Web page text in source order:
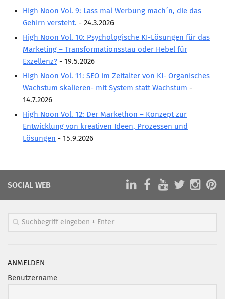
MARKETING PIONIERE
Marketing Pioniere im BVMC
CLUB-KOMMUNIKATION
Clubmagazin
MCM Club TV
MITGLIEDSCHAFT
Mitglied werden
High Noon Vol. 9: Lass mal Werbung mach´n, die das
Gehirn versteht. - 24.3.2026
High Noon Vol. 10: Psychologische KI-Lösungen für das
Marketing – Transformationsstau oder Hebel für
Exzellenz? - 19.5.2026
High Noon Vol. 11: SEO im Zeitalter von KI- Organisches
Wachstum skalieren- mit System statt Wachstum -
14.7.2026
High Noon Vol. 12: Der Markethon – Konzept zur
Entwicklung von kreativen Ideen, Prozessen und
Lösungen - 15.9.2026
SOCIAL WEB
ANMELDEN
Benutzername